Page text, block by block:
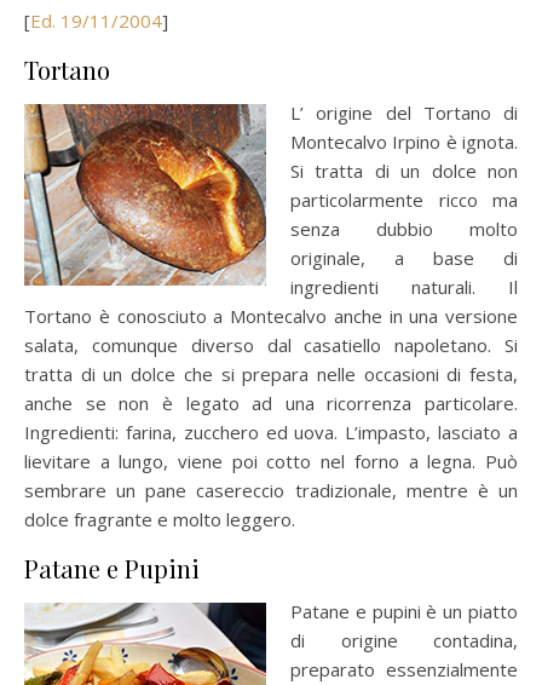
[ Ed. 19/11/2004]
Tortano
L’ origine del Tortano di
Montecalvo Irpino è ignota.
Si tratta di un dolce non
particolarmente ricco ma
senza dubbio molto
originale, a base di
ingredienti naturali. Il
Tortano è conosciuto a Montecalvo anche in una versione
salata, comunque diverso dal casatiello napoletano. Si
tratta di un dolce che si prepara nelle occasioni di festa,
anche se non è legato ad una ricorrenza particolare.
Ingredienti: farina, zucchero ed uova. L’impasto, lasciato a
lievitare a lungo, viene poi cotto nel forno a legna. Può
sembrare un pane casereccio tradizionale, mentre è un
dolce fragrante e molto leggero.
Patane e Pupini
Patane e pupini è un piatto
di origine contadina,
preparato essenzialmente